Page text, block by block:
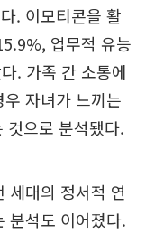
. 이모티콘을 활
업무적 유능
. 가족 간 소통에
자녀가 느끼는
것으로 분석됐다.
세대의 정서적 연
분석도 이어졌다.